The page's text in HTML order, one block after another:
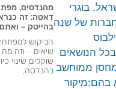
בוגרי
של שנה
הנושאים
ממוחשב
בהם:מיקור
מהנדסים,
דאטה: זה
בהייטק – ואתם
שיאים – וזה
שוקלים שינוי
בהנדסה,